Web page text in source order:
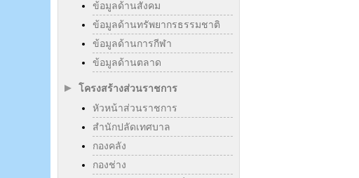
ข้อมูลด้านสังคม
ข้อมูลด้านทรัพยากรธรรมชาติ
ข้อมูลด้านการกีฬา
ข้อมูลด้านตลาด
โครงสร้างส่วนราชการ
หัวหน้าส่วนราชการ
สำนักปลัดเทศบาล
กองคลัง
กองช่าง